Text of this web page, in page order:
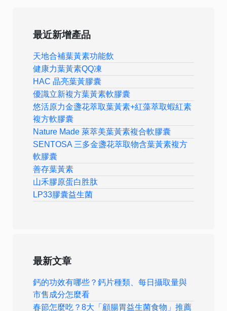
最近新增產品
天地合補葉黃素功能飲
健康力葉黃素QQ凍
HAC 晶亮葉黃膠囊
優識立新複方葉黃素軟膠囊
悠活原力金盞花萃取葉黃素+紅藻萃取蝦紅素
複方軟膠囊
Nature Made 萊萃美葉黃素複合軟膠囊
SENTOSA 三多金盞花萃取物含葉黃素複方
軟膠囊
善存葉黃素
山禾膠原蛋白胜肽
LP33膠囊益生菌
最新文章
鈣的功效有哪些？鈣片種類、每日攝取量與
市售成分怎麼看
春節怎麼吃？8大「顧腸胃益生菌食物」推薦